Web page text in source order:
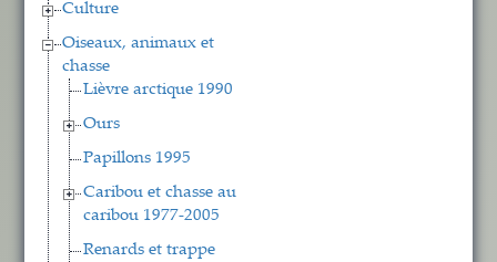
Culture
Oiseaux, animaux et
chasse
Lièvre arctique 1990
Ours
Papillons 1995
Caribou et chasse au
caribou 1977-2005
Renards et trappe